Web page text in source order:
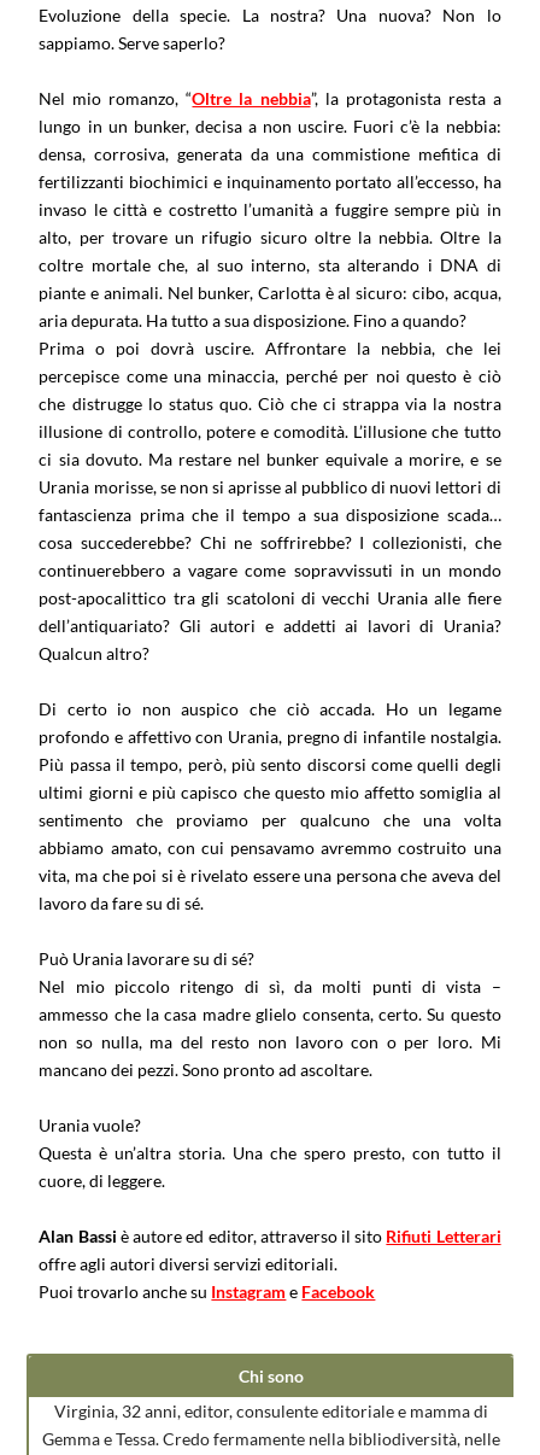
Evoluzione della specie. La nostra? Una nuova? Non lo
sappiamo. Serve saperlo?
Nel mio romanzo, “Oltre la nebbia”, la protagonista resta a
lungo in un bunker, decisa a non uscire. Fuori c’è la nebbia:
densa, corrosiva, generata da una commistione mefitica di
fertilizzanti biochimici e inquinamento portato all’eccesso, ha
invaso le città e costretto l’umanità a fuggire sempre più in
alto, per trovare un rifugio sicuro oltre la nebbia. Oltre la
coltre mortale che, al suo interno, sta alterando i DNA di
piante e animali. Nel bunker, Carlotta è al sicuro: cibo, acqua,
aria depurata. Ha tutto a sua disposizione. Fino a quando?
Prima o poi dovrà uscire. Affrontare la nebbia, che lei
percepisce come una minaccia, perché per noi questo è ciò
che distrugge lo status quo. Ciò che ci strappa via la nostra
illusione di controllo, potere e comodità. L’illusione che tutto
ci sia dovuto. Ma restare nel bunker equivale a morire, e se
Urania morisse, se non si aprisse al pubblico di nuovi lettori di
fantascienza prima che il tempo a sua disposizione scada…
cosa succederebbe? Chi ne soffrirebbe? I collezionisti, che
continuerebbero a vagare come sopravvissuti in un mondo
post-apocalittico tra gli scatoloni di vecchi Urania alle fiere
dell’antiquariato? Gli autori e addetti ai lavori di Urania?
Qualcun altro?
Di certo io non auspico che ciò accada. Ho un legame
profondo e affettivo con Urania, pregno di infantile nostalgia.
Più passa il tempo, però, più sento discorsi come quelli degli
ultimi giorni e più capisco che questo mio affetto somiglia al
sentimento che proviamo per qualcuno che una volta
abbiamo amato, con cui pensavamo avremmo costruito una
vita, ma che poi si è rivelato essere una persona che aveva del
lavoro da fare su di sé.
Può Urania lavorare su di sé?
Nel mio piccolo ritengo di sì, da molti punti di vista –
ammesso che la casa madre glielo consenta, certo. Su questo
non so nulla, ma del resto non lavoro con o per loro. Mi
mancano dei pezzi. Sono pronto ad ascoltare.
Urania vuole?
Questa è un’altra storia. Una che spero presto, con tutto il
cuore, di leggere.
Alan Bassi è autore ed editor, attraverso il sito Rifiuti Letterari
offre agli autori diversi servizi editoriali.
Puoi trovarlo anche su Instagram e Facebook
Chi sono
Virginia, 32 anni, editor, consulente editoriale e mamma di
Gemma e Tessa. Credo fermamente nella bibliodiversità, nelle